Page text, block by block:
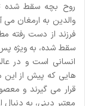
روح بچه سقط شده
والدین به ارمغان می
فرزند از دست رفته
انسانی است و در
هایی که پیش از این
قرار می گیرند و